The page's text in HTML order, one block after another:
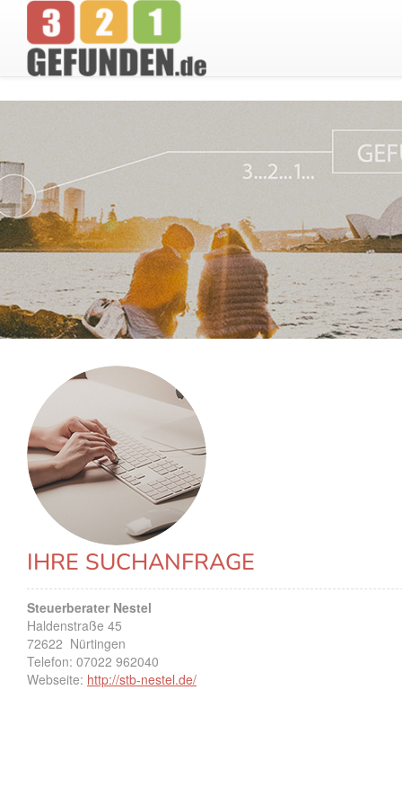
IHRE SUCHANFRAGE
Steuerberater Nestel
Haldenstraße 45
72622 Nürtingen
Telefon: 07022 962040
Webseite: http://stb-nestel.de/